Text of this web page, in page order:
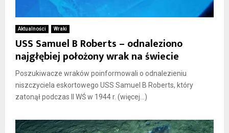
Aktualności Wraki
USS Samuel B Roberts – odnaleziono
najgłębiej położony wrak na świecie
Poszukiwacze wraków poinformowali o odnalezieniu
niszczyciela eskortowego USS Samuel B Roberts, który
zatonął podczas II WŚ w 1944 r. (więcej…)